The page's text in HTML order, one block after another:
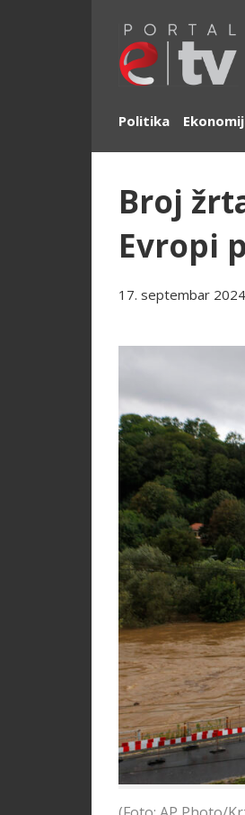
Politika
Broj
Evropi
17. septembar